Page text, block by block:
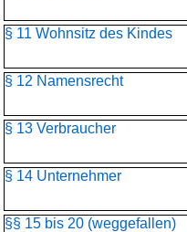
§ 11 Wohnsitz des Kindes
§ 12 Namensrecht
§ 13 Verbraucher
§ 14 Unternehmer
§§ 15 bis 20 (weggefallen)